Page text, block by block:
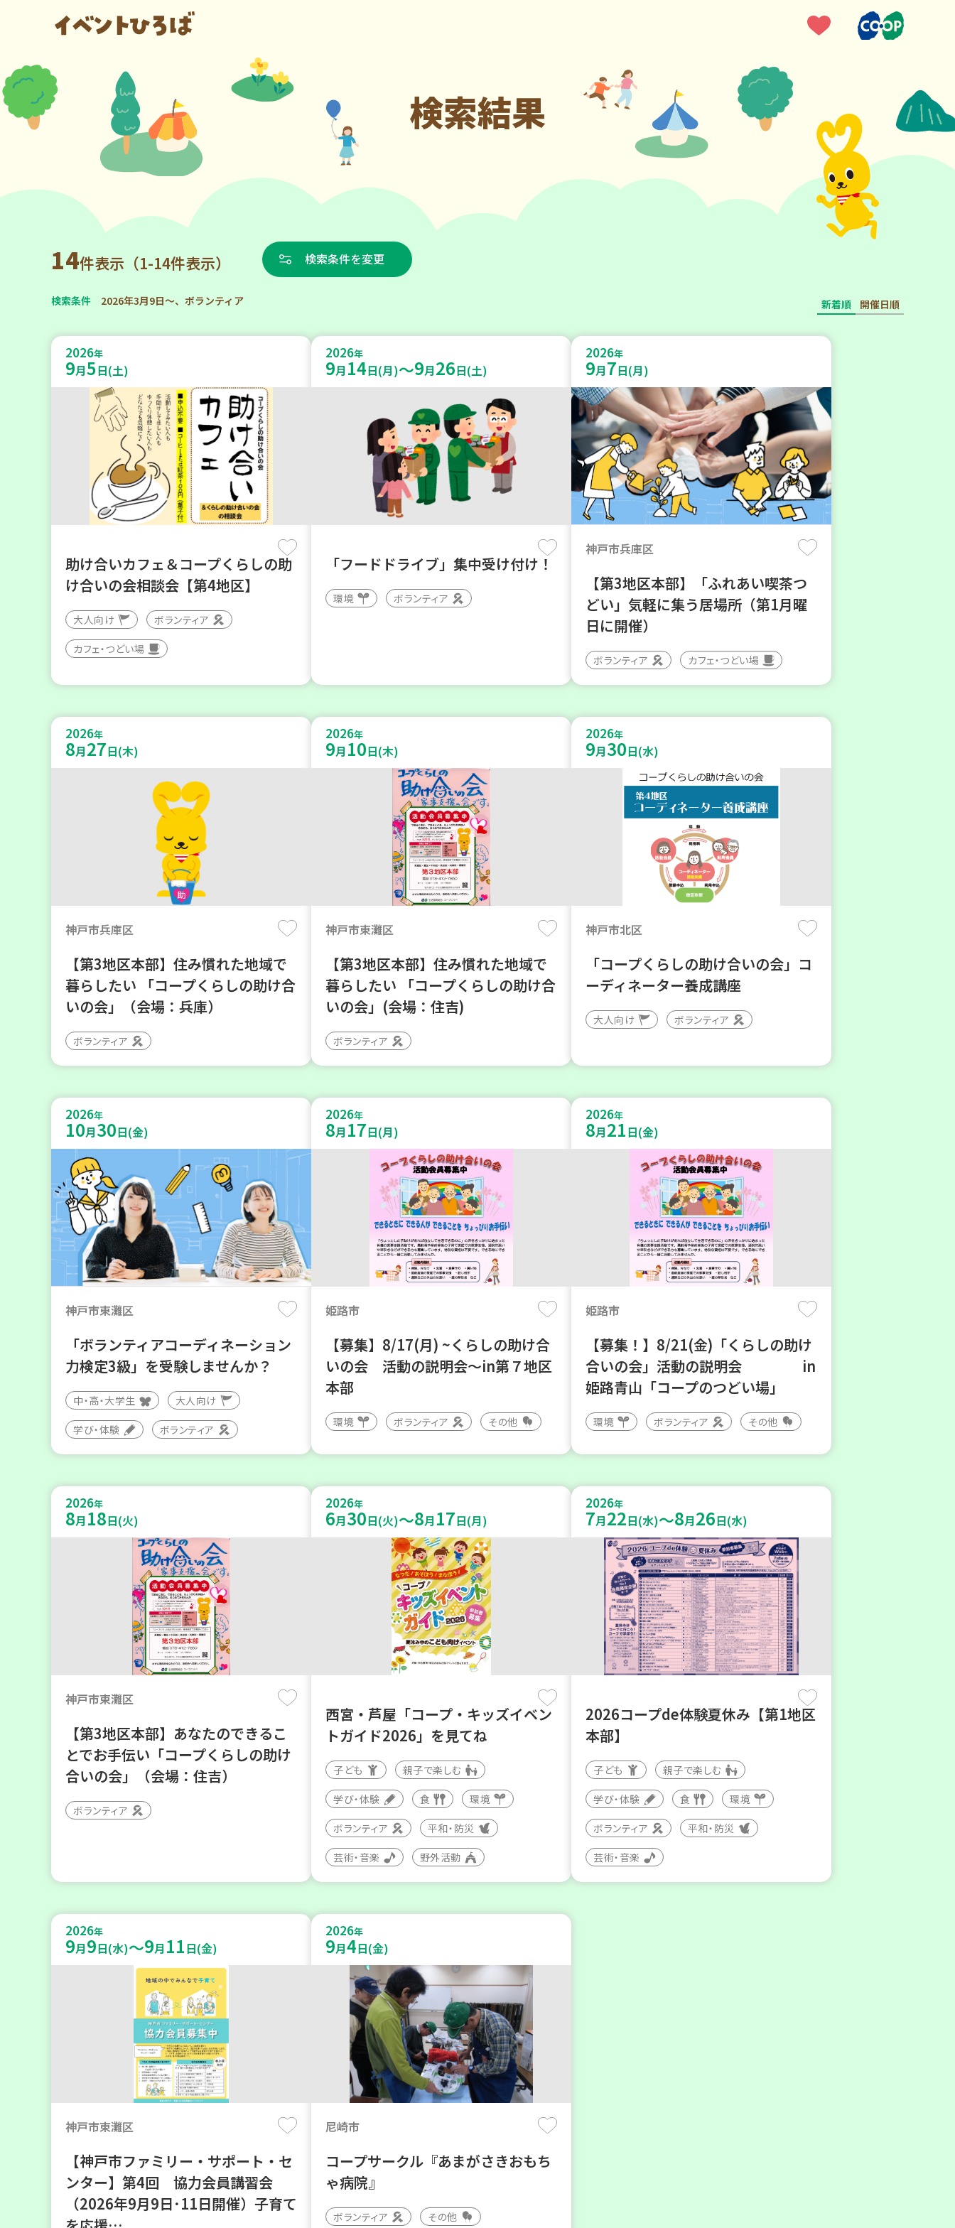
検索結果
14件表示（1-14件表示） 検索条件を変更
検索条件 2026年3月9日～、ボランティア 新着順 開催日順
2026年
9月5日(土)
助け合いカフェ＆コープくらしの助
け合いの会相談会【第4地区】
大人向け ボランティア
カフェ・つどい場
2026年
9月 14日(月)～9月26日(土)
「フードドライブ」集中受け付け！
環境 ボランティア
2026年
9月7日(月)
神戸市兵庫区
【第3地区本部】「ふれあい喫茶つ
どい」気軽に集う居場所（第1月曜
日に開催）
ボランティア カフェ・つどい場
2026年
8月27日(木)
神戸市兵庫区
【第3地区本部】住み慣れた地域で
暮らしたい 「コープくらしの助け合
いの会」（会場：兵庫）
ボランティア
2026年
9月 10日(木)
神戸市東灘区
【第3地区本部】住み慣れた地域で
暮らしたい 「コープくらしの助け合
いの会」(会場：住吉)
ボランティア
2026年
9月30日(水)
神戸市北区
「コープくらしの助け合いの会」コ
ーディネーター養成講座
大人向け ボランティア
2026年
10月30日(金)
神戸市東灘区
「ボランティアコーディネーション
力検定3級」を受験しませんか？
中・高・大学生 大人向け
学び・体験 ボランティア
2026年
8月 17日(月)
姫路市
【募集】8/17(月) ~くらしの助け合
いの会 活動の説明会～in第７地区
本部
環境 ボランティア その他
2026年
8月21日(金)
姫路市
【募集！】8/21(金)「くらしの助け
合いの会」活動の説明会 in
姫路青山「コープのつどい場」
環境 ボランティア その他
2026年
8月 18日(火)
神戸市東灘区
【第3地区本部】あなたのできるこ
とでお手伝い「コープくらしの助け
合いの会」（会場：住吉）
ボランティア
2026年
6月30日(火)～8月 17日(月)
西宮・芦屋「コープ・キッズイベン
トガイド2026」を見てね
子ども 親子で楽しむ
学び・体験 食 環境
ボランティア 平和・防災
芸術・音楽 野外活動
2026年
7月22日(水)～8月26日(水)
2026コープde体験夏休み【第1地区
本部】
子ども 親子で楽しむ
学び・体験 食 環境
ボランティア 平和・防災
芸術・音楽
2026年
9月9日(水)～9月 11日(金)
神戸市東灘区
【神戸市ファミリー・サポート・セ
ンター】第4回 協力会員講習会
（2026年9月9日･11日開催）子育て
2026年
9月4日(金)
尼崎市
コープサークル『あまがさきおもち
ゃ病院』
ボランティア その他